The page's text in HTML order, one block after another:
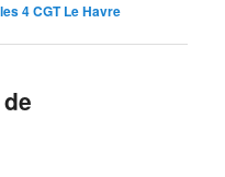
les 4 CGT Le Havre